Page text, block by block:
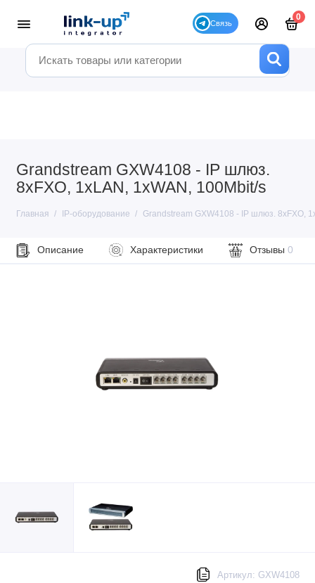
0
Grandstream GXW4108 - IP шлюз.
8xFXO, 1xLAN, 1xWAN, 100Mbit/s
Главная IP-оборудование Grandstream GXW4108 - IP шлюз. 8xFXO,
Описание Характеристики Отзывы 0
Артикул: GXW4108